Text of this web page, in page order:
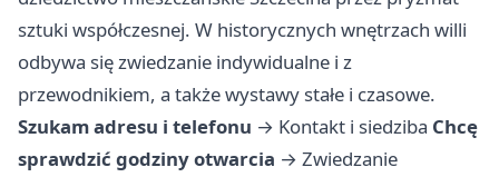
sztuki współczesnej. W historycznych wnętrzach willi
odbywa się zwiedzanie indywidualne i z
przewodnikiem, a także wystawy stałe i czasowe.
Szukam adresu i telefonu → Kontakt i siedziba Chcę
sprawdzić godziny otwarcia → Zwiedzanie